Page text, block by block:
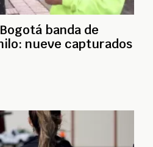
banda de
nueve capturados